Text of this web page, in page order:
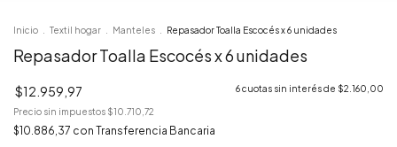
Inicio Textil hogar Manteles Repasador Toalla Escocés x 6 unidades
Repasador Toalla Escocés x 6 unidades
$12.959,97 6cuotas sin interés de $2.160,00
Precio sin impuestos $10.710,72
$10.886,37 con Transferencia Bancaria